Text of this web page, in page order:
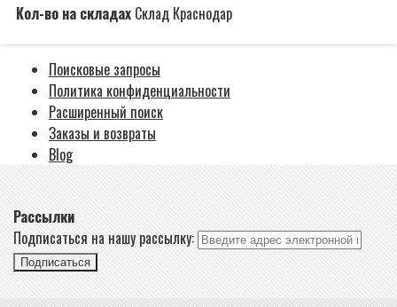
Кол-во на складах Склад Краснодар
Поисковые запросы
Политика конфиденциальности
Расширенный поиск
Заказы и возвраты
Blog
Рассылки
Подписаться на нашу рассылку:
Подписаться